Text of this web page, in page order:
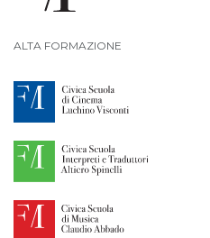
ALTA FORMAZIONE